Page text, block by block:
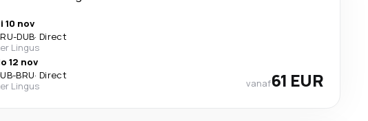
10 nov
-DUB· Direct
Lingus
12 nov
-BRU· Direct
Lingus
vanaf61 EUR